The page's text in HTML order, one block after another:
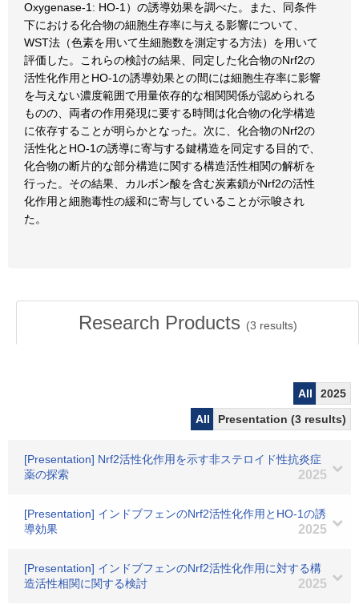
Oxygenase-1: HO-1）の誘導効果を調べた。また、同条件
下における化合物の細胞生存率に与える影響について、
WST法（色素を用いて生細胞数を測定する方法）を用いて
評価した。これらの検討の結果、同定した化合物のNrf2の
活性化作用とHO-1の誘導効果との間には細胞生存率に影響
を与えない濃度範囲で用量依存的な相関関係が認められる
ものの、両者の作用発現に要する時間は化合物の化学構造
に依存することが明らかとなった。次に、化合物のNrf2の
活性化とHO-1の誘導に寄与する鍵構造を同定する目的で、
化合物の断片的な部分構造に関する構造活性相関の解析を
行った。その結果、カルボン酸を含む炭素鎖がNrf2の活性
化作用と細胞毒性の緩和に寄与していることが示唆され
た。
Research Products (3 results)
All
2025
All
Presentation (3 results)
[Presentation] Nrf2活性化作用を示す非ステロイド性抗炎症
薬の探索
2025
[Presentation] インドブフェンのNrf2活性化作用とHO-1の誘
導効果
2025
[Presentation] インドブフェンのNrf2活性化作用に対する構
造活性相関に関する検討
2025